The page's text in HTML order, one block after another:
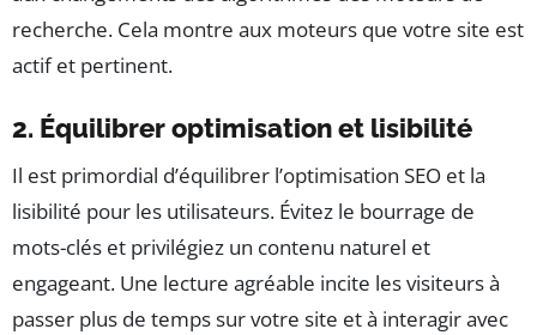
recherche. Cela montre aux moteurs que votre site est
actif et pertinent.
2. Équilibrer optimisation et lisibilité
Il est primordial d’équilibrer l’optimisation SEO et la
lisibilité pour les utilisateurs. Évitez le bourrage de
mots-clés et privilégiez un contenu naturel et
engageant. Une lecture agréable incite les visiteurs à
passer plus de temps sur votre site et à interagir avec